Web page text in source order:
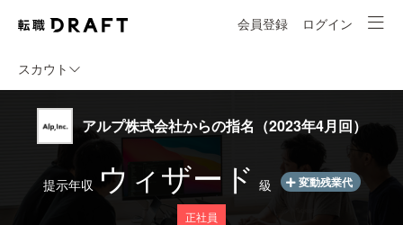
会員登録 ログイン
スカウト
アルプ株式会社からの指名（2023年4月回）
提示年収 ウィザード 級 変動残業代
正社員